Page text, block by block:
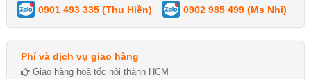
0901 493 335 (Thu Hiền) 0902 985 499 (Ms Nhi)
Phí và dịch vụ giao hàng
Giao hàng hoả tốc nội thành HCM